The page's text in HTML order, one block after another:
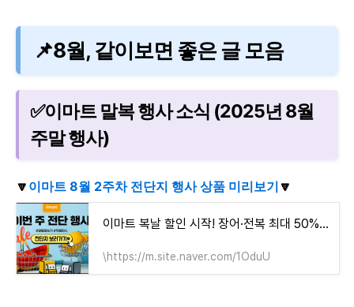
📌8월, 같이보면 좋은 글 모음
✅이마트 말복 행사 소식 (2025년 8월
주말 행사)
🔽 이마트 8월 2주차 전단지 행사 상품 미리보기 🔽
이마트 복날 할인 시작! 장어·전복 최대 50% 할인, 말복 보양식 득템 찬스
\https://m.site.naver.com/1OduU